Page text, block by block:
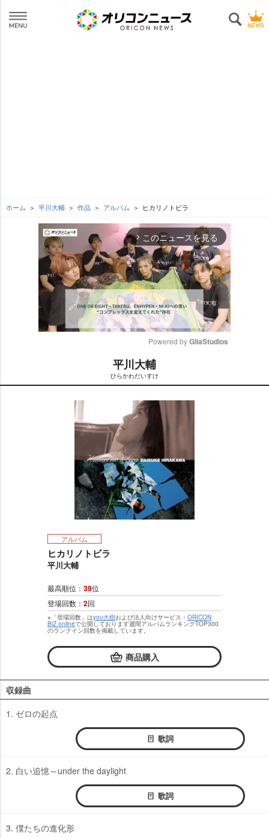
ホーム 平川大輔 作品 アルバム ヒカリノトビラ
arrow_forward_ios このニュースを見る
t
e
Powered by GliaStudios
平川大輔
ひらかわだいすけ
アルバム
ヒカリノトビラ
平川大輔
最高順位： 39位
登場回数： 2回
※「登場回数」はyou大樹および法人向けサービス・ ORICON
BiZ onlineで公開しております週間アルバムランキングTOP300
のランクイン回数を掲載しています。
商品購入
収録曲
1. ゼロの起点
歌詞
2. 白い追憶～under the daylight
歌詞
3. 僕たちの進化形